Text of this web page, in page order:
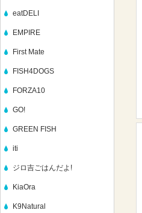
eatDELI
EMPIRE
First Mate
FISH4DOGS
FORZA10
GO!
GREEN FISH
iti
ジロ吉ごはんだよ!
KiaOra
K9Natural